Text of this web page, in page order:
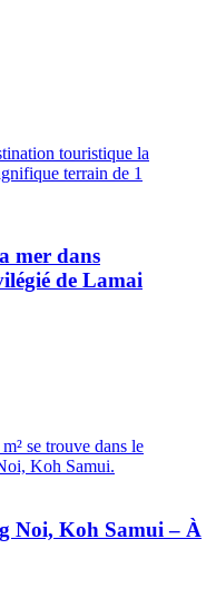
touristique la
terrain de 1
mer dans
de Lamai
se trouve dans le
Koh Samui.
Noi, Koh Samui – À